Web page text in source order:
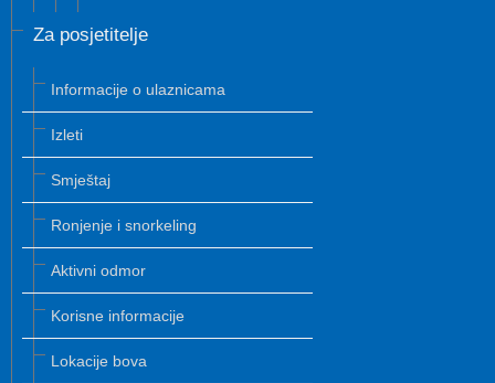
Za posjetitelje
Informacije o ulaznicama
Izleti
Smještaj
Ronjenje i snorkeling
Aktivni odmor
Korisne informacije
Lokacije bova